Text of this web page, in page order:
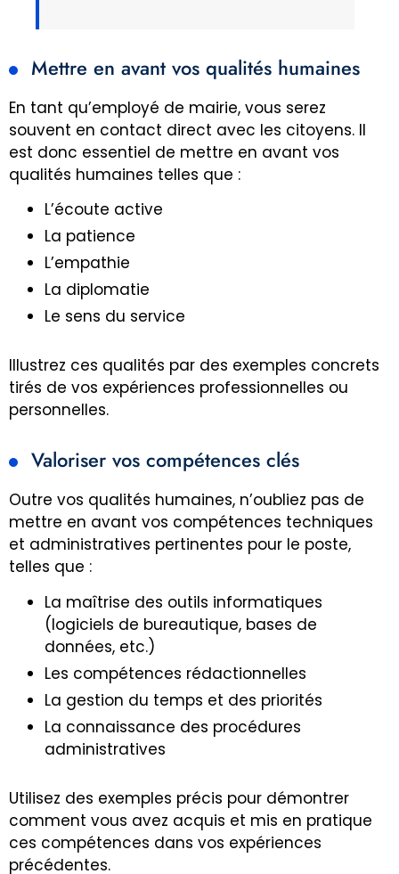
Mettre en avant vos qualités humaines
En tant qu’employé de mairie, vous serez
souvent en contact direct avec les citoyens. Il
est donc essentiel de mettre en avant vos
qualités humaines telles que :
L’écoute active
La patience
L’empathie
La diplomatie
Le sens du service
Illustrez ces qualités par des exemples concrets
tirés de vos expériences professionnelles ou
personnelles.
Valoriser vos compétences clés
Outre vos qualités humaines, n’oubliez pas de
mettre en avant vos compétences techniques
et administratives pertinentes pour le poste,
telles que :
La maîtrise des outils informatiques
(logiciels de bureautique, bases de
données, etc.)
Les compétences rédactionnelles
La gestion du temps et des priorités
La connaissance des procédures
administratives
Utilisez des exemples précis pour démontrer
comment vous avez acquis et mis en pratique
ces compétences dans vos expériences
précédentes.